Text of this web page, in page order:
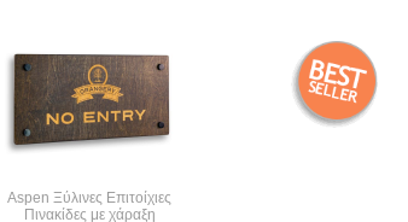
Aspen Ξύλινες Επιτοίχιες
Πινακίδες με χάραξη